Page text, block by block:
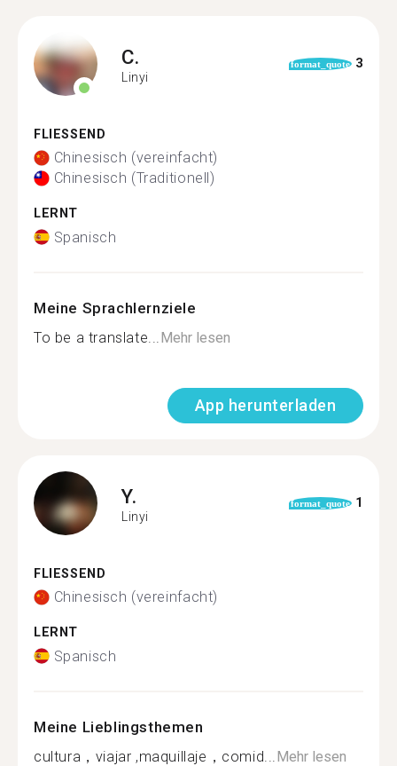
C.
Linyi
format_quote 3
FLIESSEND
Chinesisch (vereinfacht)
Chinesisch (Traditionell)
LERNT
Spanisch
Meine Sprachlernziele
To be a translate... Mehr lesen
App herunterladen
Y.
Linyi
format_quote 1
FLIESSEND
Chinesisch (vereinfacht)
LERNT
Spanisch
Meine Lieblingsthemen
cultura，viajar ,maquillaje，comid... Mehr lesen